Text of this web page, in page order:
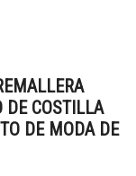
DE COSTILLA
DE MODA DE